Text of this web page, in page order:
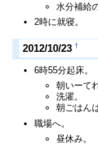
水分補給
2時に就寝。
2012/10/23 †
6時55分起床。
朝いーて
洗濯。
朝ごはん
職場へ。
昼休み。